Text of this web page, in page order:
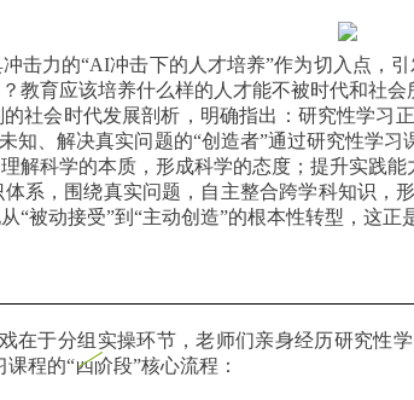
击力的“AI冲击下的人才培养”作为切入点，
教育应该培养什么样的人才能不被时代和社会
社会时代发展剖析，明确指出：研究性学
知、解决真实问题的“创造者”通过研究性学
解科学的本质，形成科学的态度；提升实践
系，围绕真实问题，自主整合跨学科知识，
“被动接受”到“主动创造”的根本性转型，这正
在于分组实操环节，老师们亲身经历研究性
程的“四阶段”核心流程：